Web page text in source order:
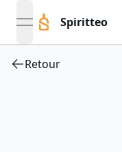
open navigation menu
Spiritteo
Retour